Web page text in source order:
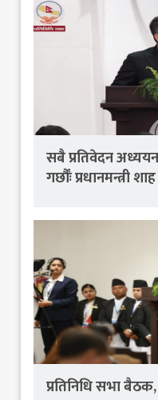
सबै प्रतिवेदन
गर्छौंः प्रधानमन्त्री शाह
प्रतिनिधि सभा